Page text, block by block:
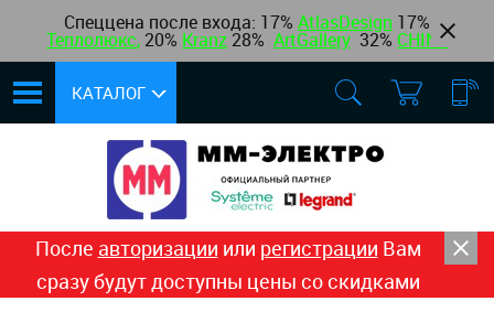
Спеццена после входа: 17% AtlasDesign 17%
Теплолюкс, 20% Kranz 28% ArtGallery 32% CHINT
КАТАЛОГ
После авторизации или регистрации Вам
сразу будут доступны цены со скидками